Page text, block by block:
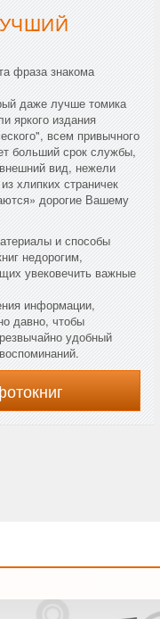
фраза знакома
даже лучше томика
яркого издания
всем привычного
больший срок службы,
вид, нежели
хлипких страничек
дорогие Вашему
и способы
недорогим,
увековечить важные
информации,
давно, чтобы
удобный